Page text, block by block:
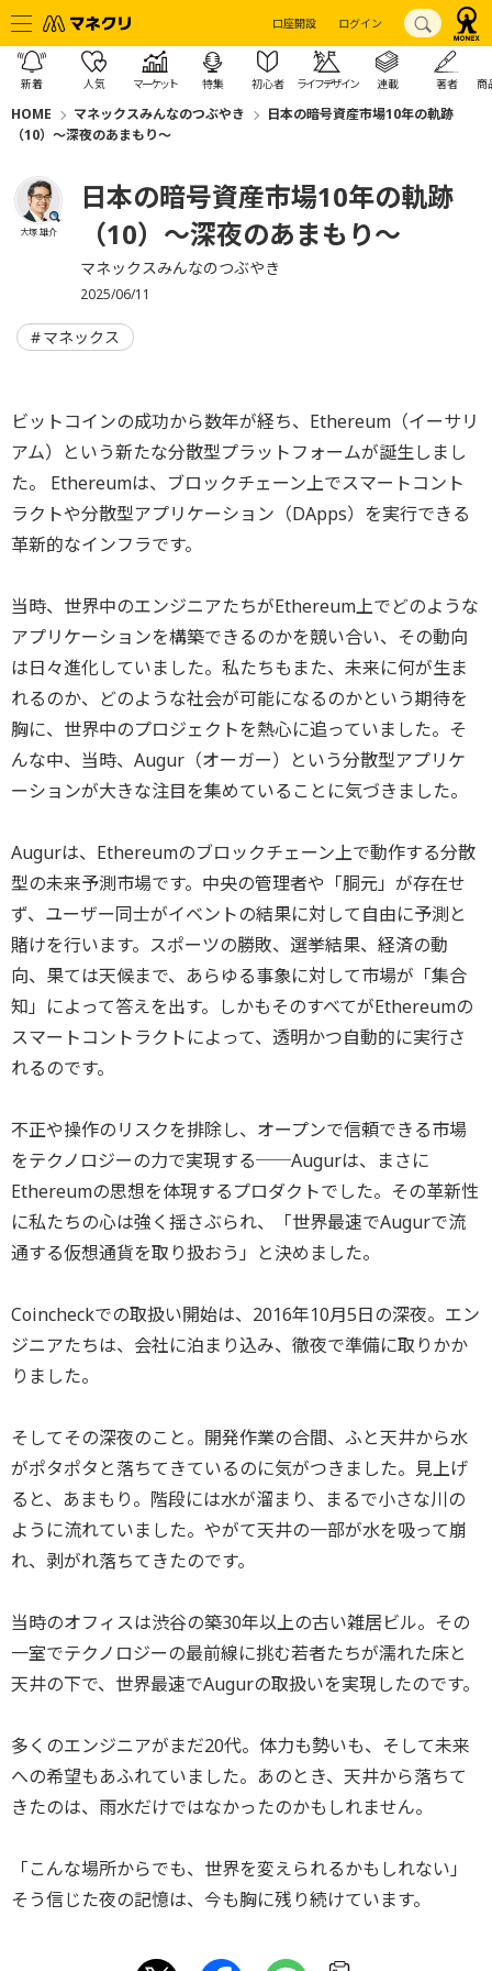
口座開設 ログイン
新着 人気 マーケット 特集 初心者 ライフデザイン 連載 著者 商
HOME マネックスみんなのつぶやき
日本の暗号資産市場10年の軌跡
（10）～深夜のあまもり～
大塚 雄介
日本の暗号資産市場10年の軌跡
（10）～深夜のあまもり～
マネックスみんなのつぶやき
2025/06/11
マネックス
ビットコインの成功から数年が経ち、Ethereum（イーサリ
アム）という新たな分散型プラットフォームが誕生しまし
た。 Ethereumは、ブロックチェーン上でスマートコント
ラクトや分散型アプリケーション（DApps）を実行できる
革新的なインフラです。
当時、世界中のエンジニアたちがEthereum上でどのような
アプリケーションを構築できるのかを競い合い、その動向
は日々進化していました。私たちもまた、未来に何が生ま
れるのか、どのような社会が可能になるのかという期待を
胸に、世界中のプロジェクトを熱心に追っていました。そ
んな中、当時、Augur（オーガー）という分散型アプリケ
ーションが大きな注目を集めていることに気づきました。
Augurは、Ethereumのブロックチェーン上で動作する分散
型の未来予測市場です。中央の管理者や「胴元」が存在せ
ず、ユーザー同士がイベントの結果に対して自由に予測と
賭けを行います。スポーツの勝敗、選挙結果、経済の動
向、果ては天候まで、あらゆる事象に対して市場が「集合
知」によって答えを出す。しかもそのすべてがEthereumの
スマートコントラクトによって、透明かつ自動的に実行さ
れるのです。
不正や操作のリスクを排除し、オープンで信頼できる市場
をテクノロジーの力で実現する──Augurは、まさに
Ethereumの思想を体現するプロダクトでした。その革新性
に私たちの心は強く揺さぶられ、「世界最速でAugurで流
通する仮想通貨を取り扱おう」と決めました。
Coincheckでの取扱い開始は、2016年10月5日の深夜。エン
ジニアたちは、会社に泊まり込み、徹夜で準備に取りかか
りました。
そしてその深夜のこと。開発作業の合間、ふと天井から水
がポタポタと落ちてきているのに気がつきました。見上げ
ると、あまもり。階段には水が溜まり、まるで小さな川の
ように流れていました。やがて天井の一部が水を吸って崩
れ、剥がれ落ちてきたのです。
当時のオフィスは渋谷の築30年以上の古い雑居ビル。その
一室でテクノロジーの最前線に挑む若者たちが濡れた床と
天井の下で、世界最速でAugurの取扱いを実現したのです。
多くのエンジニアがまだ20代。体力も勢いも、そして未来
への希望もあふれていました。あのとき、天井から落ちて
きたのは、雨水だけではなかったのかもしれません。
「こんな場所からでも、世界を変えられるかもしれない」
そう信じた夜の記憶は、今も胸に残り続けています。